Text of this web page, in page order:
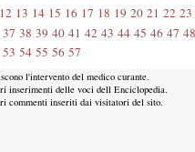
12 13 14 15 16 17 18 19 20 21 22 23
37 38 39 40 41 42 43 44 45 46 47 48
53 54 55 56 57
l'intervento del medico curante.
inserimenti delle voci dell Enciclopedia.
commenti inseriti dai visitatori del sito.